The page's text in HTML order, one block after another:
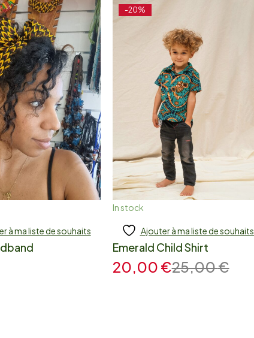
cart
à ma liste de souhaits
-20%
In stock
Add to cart
Ajouter à ma liste de souhaits
Emerald Child Shirt
25,00€
20,00 €